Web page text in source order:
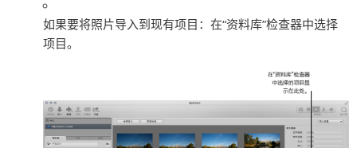
如果要将照片导入到现有项目： 在“资料库”检查器中选择
项目。